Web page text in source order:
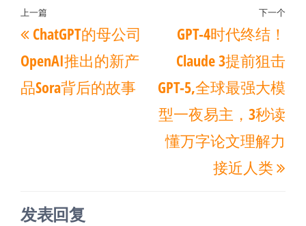
文
章
导
航
上
一
篇
文
上一篇
ChatGPT的母公司
OpenAI推出的新产
品Sora背后的故事
下
下一个
GPT-4时代终结！
Claude 3提前狙击
GPT-5,全球最强大模
型一夜易主，3秒读
懂万字论文理解力
接近人类
发表回复